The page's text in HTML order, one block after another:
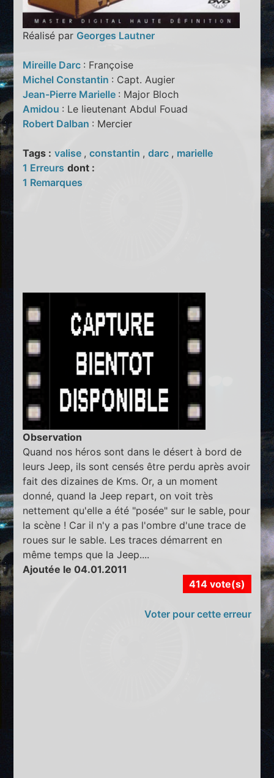
Réalisé par Georges Lautner
Mireille Darc : Françoise
Michel Constantin : Capt. Augier
Jean-Pierre Marielle : Major Bloch
Amidou : Le lieutenant Abdul Fouad
Robert Dalban : Mercier
Tags : valise ,constantin ,darc , marielle
1 Erreurs dont :
1 Remarques
Observation
Quand nos héros sont dans le désert à bord de
leurs Jeep, ils sont censés être perdu après avoir
fait des dizaines de Kms. Or, a un moment
donné, quand la Jeep repart, on voit très
nettement qu'elle a été "posée" sur le sable, pour
la scène ! Car il n'y a pas l'ombre d'une trace de
roues sur le sable. Les traces démarrent en
même temps que la Jeep....
Ajoutée le 04.01.2011
414 vote(s)
Voter pour cette erreur